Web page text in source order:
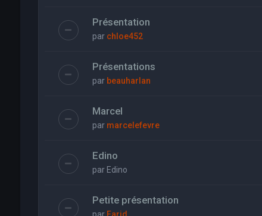
Présentation
par chloe452
Présentations
par beauharlan
Marcel
par marcelefevre
Edino
par Edino
Petite présentation